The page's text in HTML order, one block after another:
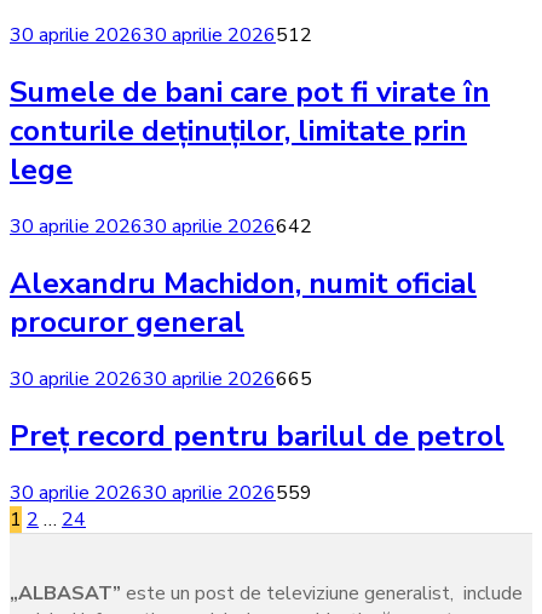
30 aprilie 202630 aprilie 2026512
Sumele de bani care pot fi virate în
conturile deținuților, limitate prin
lege
30 aprilie 202630 aprilie 2026642
Alexandru Machidon, numit oficial
procuror general
30 aprilie 202630 aprilie 2026665
Preț record pentru barilul de petrol
30 aprilie 202630 aprilie 2026559
Paginație
1 2 … 24
„ALBASAT” este un post de televiziune generalist, include